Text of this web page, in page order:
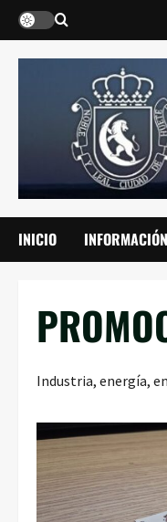
Saltar
contenido
INICIO
Industria, energía,